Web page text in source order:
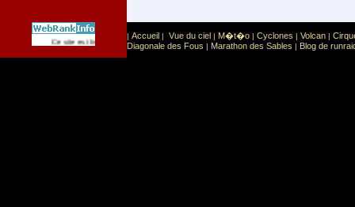
Ce site est list� dans la cat�gorie Sport: Sports extr�mes
| Accueil | Vue du ciel | M�t�o | Cyclones | Volcan |
Diagonale des Fous | Marathon des Sables | Blog de